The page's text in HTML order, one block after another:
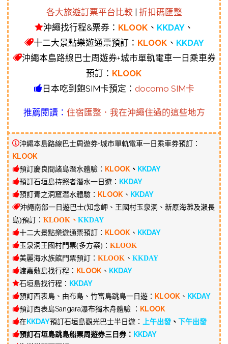
各大旅遊訂票平台比較
折扣碼匯整
沖繩找行程&票券： KLOOK 、 KKDAY 、
十二大景點樂遊通票預訂： KLOOK 、 KKDAY
沖繩本島路線巴士周遊券+城市單軌電車一日乘車券
預訂： KLOOK
日本吃到飽SIM卡預定： docomo SIM卡
推薦閱讀： 住宿匯整．我在沖繩住過的這些地方
沖繩本島路線巴士周遊券+城市單軌電車一日乘車券預訂：
KLOOK
預訂慶良間諸島潛水體驗： KLOOK 、 KKDAY
預訂石垣島持照者潛水一日遊： KKDAY
預訂青之洞窟潛水體驗： KLOOK 、 KKDAY
沖繩南部一日遊巴士(知念岬、王國村玉泉洞、新原海灘及瀨長
島)預訂： KLOOK 、 KKDAY
十二大景點樂遊通票預訂： KLOOK 、 KKDAY
玉泉洞王國村門票(多方案)： KLOOK
美麗海水族館門票預訂： KLOOK 、 KKDAY
渡嘉敷島找行程： KLOOK 、 KKDAY
石垣島找行程： KKDAY
預訂西表島、由布島、竹富島跳島一日遊： KLOOK 、 KKDAY
預訂西表島Sangara瀑布獨木舟體驗 ： KLOOK
在KKDAY預訂石垣島觀光巴士半日遊： 上午出發 、 下午出發
預訂石垣島跳島船票周遊券三日券： KKDAY